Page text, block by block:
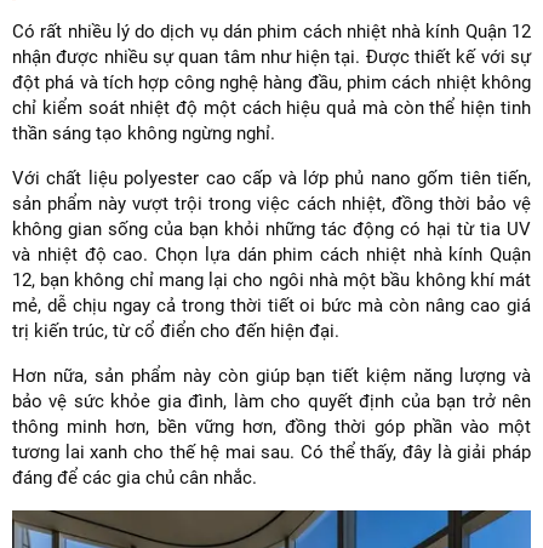
Có rất nhiều lý do dịch vụ dán phim cách nhiệt nhà kính Quận 12
nhận được nhiều sự quan tâm như hiện tại. Được thiết kế với sự
đột phá và tích hợp công nghệ hàng đầu, phim cách nhiệt không
chỉ kiểm soát nhiệt độ một cách hiệu quả mà còn thể hiện tinh
thần sáng tạo không ngừng nghỉ.
Với chất liệu polyester cao cấp và lớp phủ nano gốm tiên tiến,
sản phẩm này vượt trội trong việc cách nhiệt, đồng thời bảo vệ
không gian sống của bạn khỏi những tác động có hại từ tia UV
và nhiệt độ cao. Chọn lựa dán phim cách nhiệt nhà kính Quận
12, bạn không chỉ mang lại cho ngôi nhà một bầu không khí mát
mẻ, dễ chịu ngay cả trong thời tiết oi bức mà còn nâng cao giá
trị kiến trúc, từ cổ điển cho đến hiện đại.
Hơn nữa, sản phẩm này còn giúp bạn tiết kiệm năng lượng và
bảo vệ sức khỏe gia đình, làm cho quyết định của bạn trở nên
thông minh hơn, bền vững hơn, đồng thời góp phần vào một
tương lai xanh cho thế hệ mai sau. Có thể thấy, đây là giải pháp
đáng để các gia chủ cân nhắc.